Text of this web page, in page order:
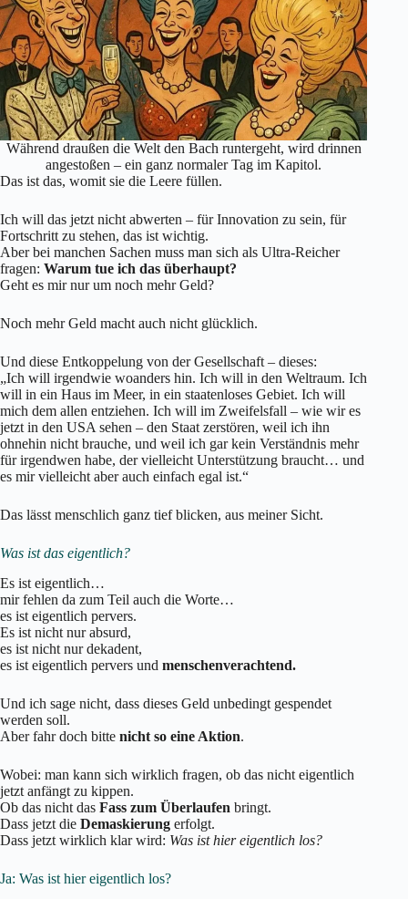
Während draußen die Welt den Bach runtergeht, wird drinnen
angestoßen – ein ganz normaler Tag im Kapitol.
Das ist das, womit sie die Leere füllen.
Ich will das jetzt nicht abwerten – für Innovation zu sein, für
Fortschritt zu stehen, das ist wichtig.
Aber bei manchen Sachen muss man sich als Ultra-Reicher
fragen: Warum tue ich das überhaupt?
Geht es mir nur um noch mehr Geld?
Noch mehr Geld macht auch nicht glücklich.
Und diese Entkoppelung von der Gesellschaft – dieses:
„Ich will irgendwie woanders hin. Ich will in den Weltraum. Ich
will in ein Haus im Meer, in ein staatenloses Gebiet. Ich will
mich dem allen entziehen. Ich will im Zweifelsfall – wie wir es
jetzt in den USA sehen – den Staat zerstören, weil ich ihn
ohnehin nicht brauche, und weil ich gar kein Verständnis mehr
für irgendwen habe, der vielleicht Unterstützung braucht… und
es mir vielleicht aber auch einfach egal ist.“
Das lässt menschlich ganz tief blicken, aus meiner Sicht.
Was ist das eigentlich?
Es ist eigentlich…
mir fehlen da zum Teil auch die Worte…
es ist eigentlich pervers.
Es ist nicht nur absurd,
es ist nicht nur dekadent,
es ist eigentlich pervers und menschenverachtend.
Und ich sage nicht, dass dieses Geld unbedingt gespendet
werden soll.
Aber fahr doch bitte nicht so eine Aktion.
Wobei: man kann sich wirklich fragen, ob das nicht eigentlich
jetzt anfängt zu kippen.
Ob das nicht das Fass zum Überlaufen bringt.
Dass jetzt die Demaskierung erfolgt.
Dass jetzt wirklich klar wird: Was ist hier eigentlich los?
Ja: Was ist hier eigentlich los?